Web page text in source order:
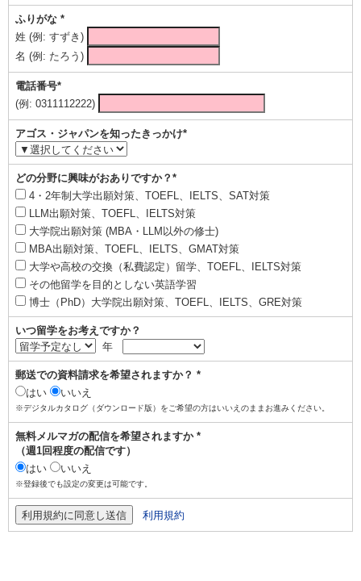
ふりがな *
姓 (例: すずき)
名 (例: たろう)
電話番号*
(例: 0311112222)
アゴス・ジャパンを知ったきっかけ*
どの分野に興味がおありですか？*
4・2年制大学出願対策、TOEFL、IELTS、SAT対策
LLM出願対策、TOEFL、IELTS対策
大学院出願対策 (MBA・LLM以外の修士)
MBA出願対策、TOEFL、IELTS、GMAT対策
大学や高校の交換（私費認定）留学、TOEFL、IELTS対策
その他留学を目的としない英語学習
博士（PhD）大学院出願対策、TOEFL、IELTS、GRE対策
いつ留学をお考えですか？
年
郵送での資料請求を希望されますか？ *
はい
いいえ
※デジタルカタログ（ダウンロード版）をご希望の方はいいえのままお進みください。
無料メルマガの配信を希望されますか *
（週1回程度の配信です）
はい
いいえ
※登録後でも設定の変更は可能です。
利用規約